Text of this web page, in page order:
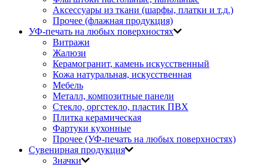
Аксессуары из ткани (шарфы, платки и т.д.)
Прочее (флажная продукция)
УФ-печать на любых поверхностях
Витражи
Жалюзи
Керамогранит, камень искусственный
Кожа натуральная, искусственная
Мебель
Металл, композитные панели
Стекло, оргстекло, пластик ПВХ
Плитка керамическая
Фартуки кухонные
Прочее (УФ-печать на любых поверхностях)
Сувенирная продукция
Значки